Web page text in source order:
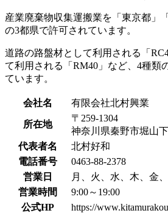
産業廃棄物収集運搬業を「東京都」
の3都県で許可されています。
道路の路盤材として利用される「
て利用される「RM40」など、4種類
ています。
会社名 有限会社北村興業
所在地
〒259-1304
神奈川県秦野市堀山
代表者名
北村好和
電話番号
0463-88-2378
営業日
月、火、水、木、金
営業時間
9:00～19:00
公式HP
https://